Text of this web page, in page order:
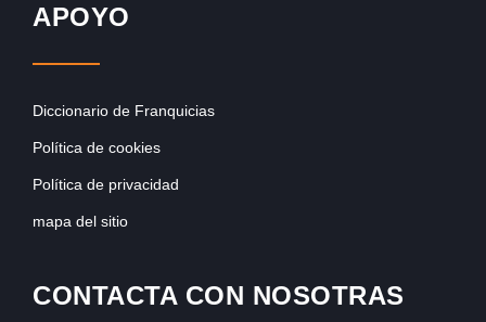
APOYO
Diccionario de Franquicias
Política de cookies
Política de privacidad
mapa del sitio
CONTACTA CON NOSOTRAS